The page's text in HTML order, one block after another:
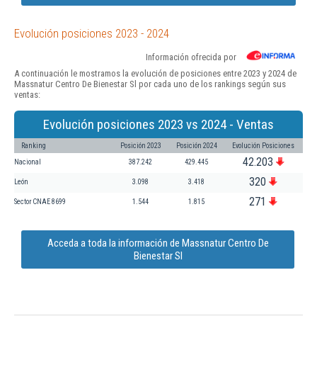
Evolución posiciones 2023 - 2024
Información ofrecida por
A continuación le mostramos la evolución de posiciones entre 2023 y 2024 de
Massnatur Centro De Bienestar Sl por cada uno de los rankings según sus
ventas:
Evolución posiciones 2023 vs 2024 - Ventas
Ranking Posición 2023 Posición 2024 Evolución Posiciones
Nacional 387.242 429.445 42.203
León 3.098 3.418 320
Sector CNAE 8699 1.544 1.815 271
Acceda a toda la información de Massnatur Centro De
Bienestar Sl